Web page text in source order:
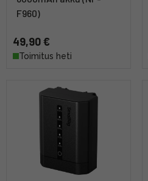
F960)
49,90 €
Toimitus heti